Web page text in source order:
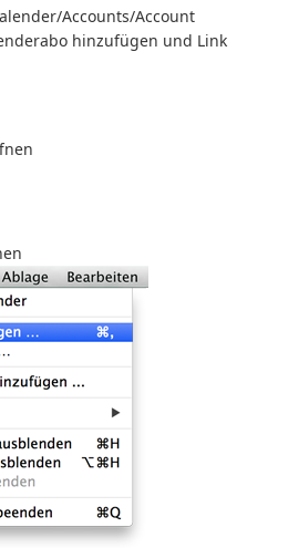
Accounts/Account
hinzufügen und Link